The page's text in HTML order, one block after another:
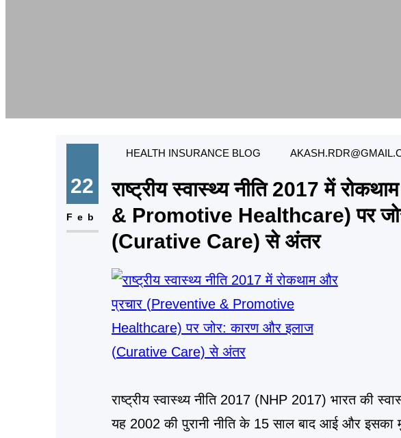
22
Feb
HEALTH INSURANCE BLOG
राष्ट्रीय स्वास्थ्य नीति 2017 में
& Promotive Healthcare) पर
(Curative Care) से अंतर
राष्ट्रीय स्वास्थ्य नीति 2017 (NHP 2017) भारत की
यह 2002 की पुरानी नीति के 15 साल बाद आई और इसका